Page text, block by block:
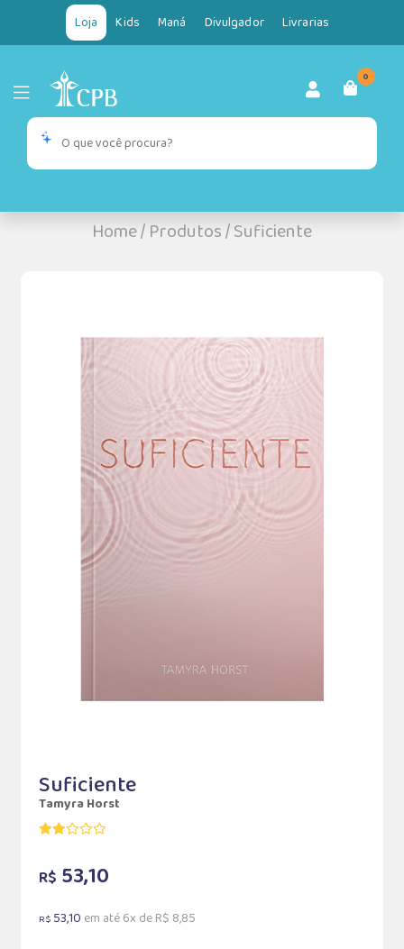
Loja Kids Maná Divulgador Livrarias
0
Home/Produtos/Suficiente
Suficiente
Tamyra Horst
R$ 53,10
R$ 53,10 em até 6x de R$ 8,85